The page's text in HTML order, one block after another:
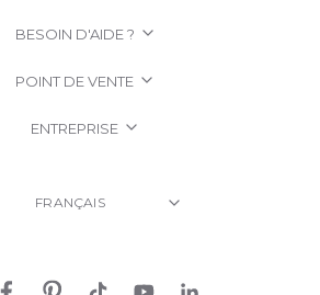
BESOIN D'AIDE ?
POINT DE VENTE
ENTREPRISE